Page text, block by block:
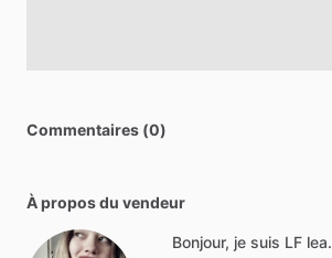
Commentaires (0)
À propos du vendeur
Bonjour, je suis LF lea.